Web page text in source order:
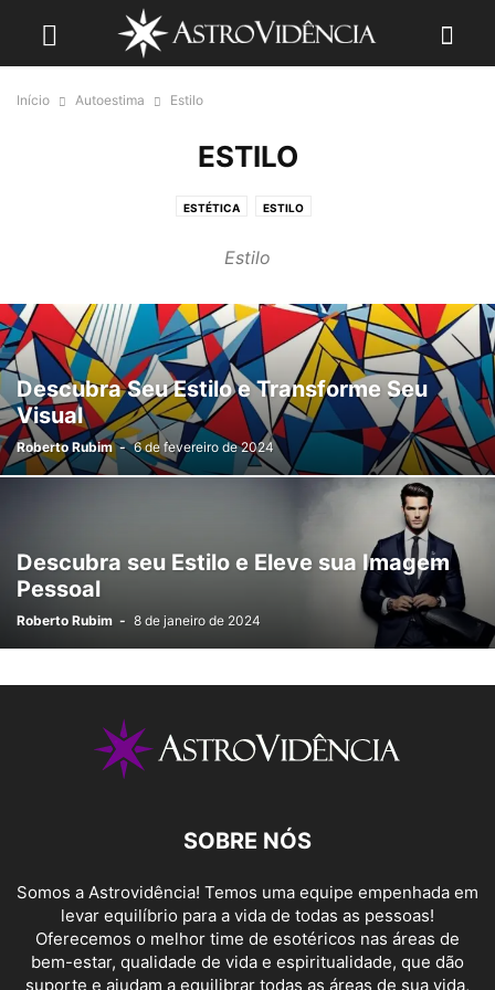
Início Autoestima Estilo
ESTILO
ESTÉTICA ESTILO
Estilo
Descubra Seu Estilo e Transforme Seu
Visual
Roberto Rubim - 6 de fevereiro de 2024
Descubra seu Estilo e Eleve sua Imagem
Pessoal
Roberto Rubim - 8 de janeiro de 2024
SOBRE NÓS
Somos a Astrovidência! Temos uma equipe empenhada em
levar equilíbrio para a vida de todas as pessoas!
Oferecemos o melhor time de esotéricos nas áreas de
bem-estar, qualidade de vida e espiritualidade, que dão
suporte e ajudam a equilibrar todas as áreas de sua vida,